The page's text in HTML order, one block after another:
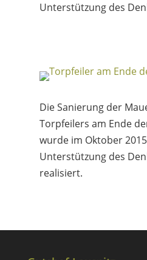
Unterstützung des
Die Sanierung der
Torpfeilers am Ende
wurde im Oktober
Unterstützung des
realisiert.